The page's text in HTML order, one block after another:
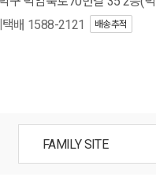
택배 1588-2121
배송추적